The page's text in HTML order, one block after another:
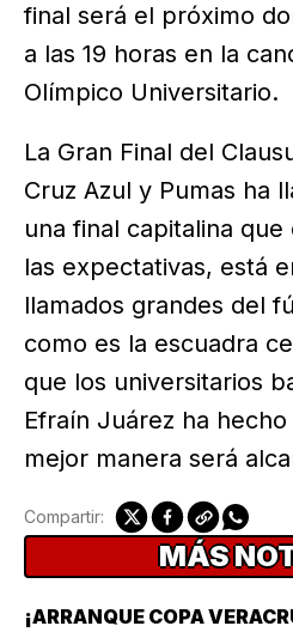
final será el próximo
a las 19 horas en la
Olímpico Universitario.
La Gran Final del
Cruz Azul y Pumas ha
una final capitalina que
las expectativas, está
llamados grandes del
como es la escuadra
que los universitarios
Efraín Juárez ha
mejor manera será
Compartir:
MÁS
¡ARRANQUE COPA